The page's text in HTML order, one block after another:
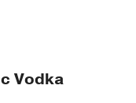
Vodka